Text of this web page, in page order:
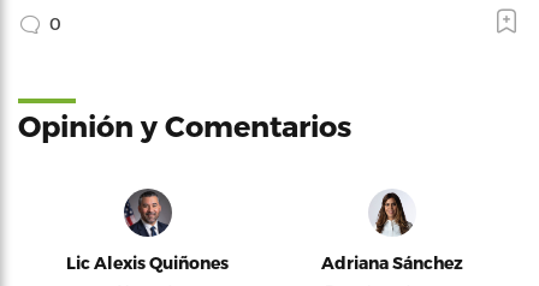
0
Opinión y Comentarios
Lic Alexis Quiñones Adriana Sánchez